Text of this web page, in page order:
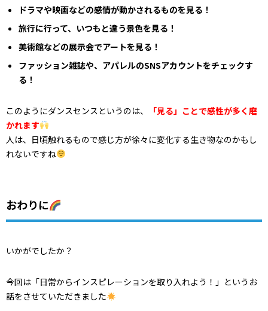
ドラマや映画などの感情が動かされるものを見る！
旅行に行って、いつもと違う景色を見る！
美術館などの展示会でアートを見る！
ファッション雑誌や、アパレルのSNSアカウントをチェックす
る！
このようにダンスセンスというのは、
「見る」ことで感性が多く磨
かれます
人は、日頃触れるもので感じ方が徐々に変化する生き物なのかもし
れないですね
おわりに
いかがでしたか？
今回は「日常からインスピレーションを取り入れよう！」というお
話をさせていただきました